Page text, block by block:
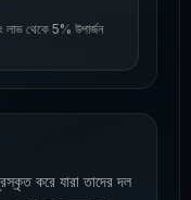
লাভ থেকে 5% উপার্জন
করে যারা তাদের দল